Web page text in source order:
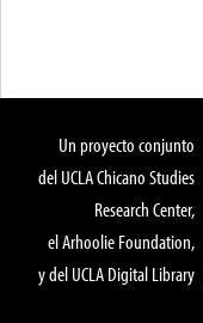
Un proyecto conjunto
del UCLA Chicano Studies
Research Center,
el Arhoolie Foundation,
y del UCLA Digital Library